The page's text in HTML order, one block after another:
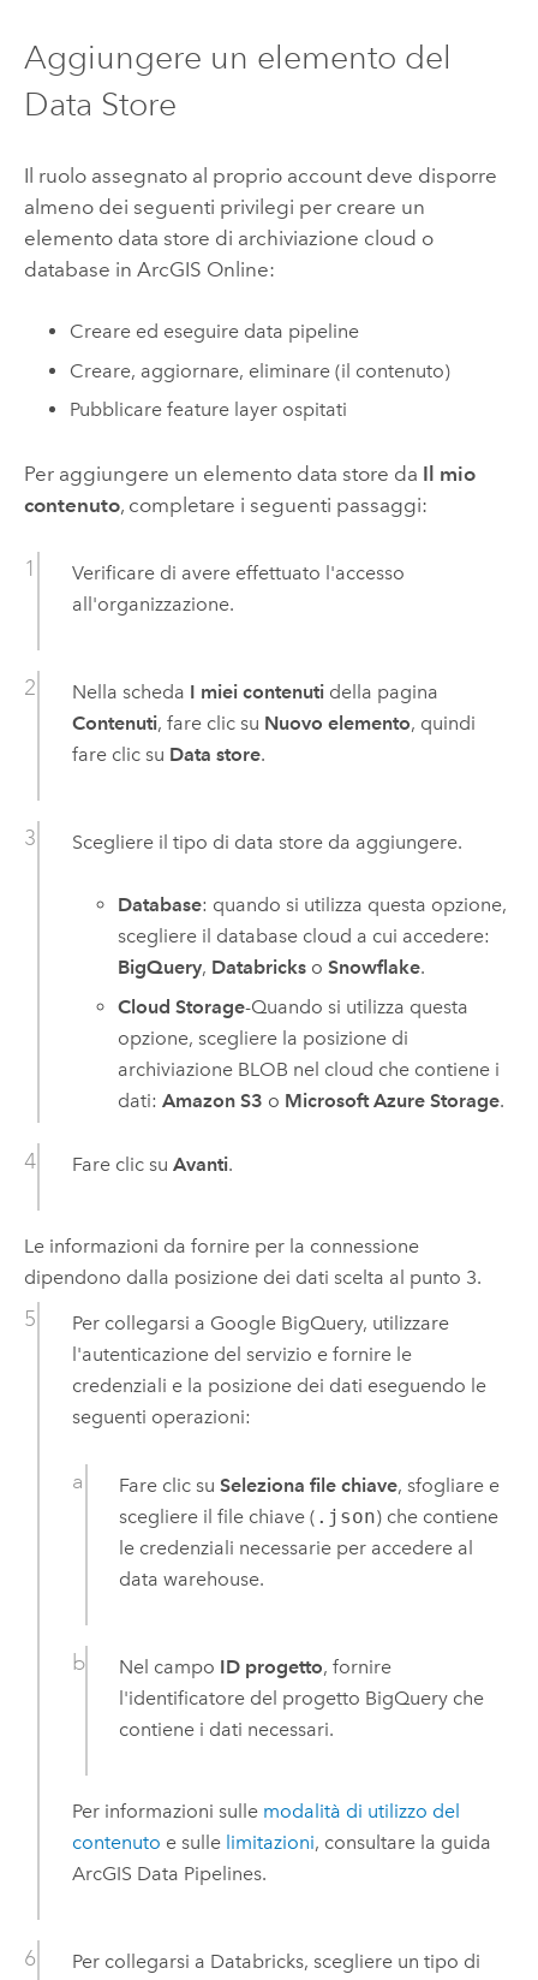
Aggiungere un elemento del
Data Store
Il ruolo assegnato al proprio account deve disporre
almeno dei seguenti privilegi per creare un
elemento data store di archiviazione cloud o
database in ArcGIS Online:
Creare ed eseguire data pipeline
Creare, aggiornare, eliminare (il contenuto)
Pubblicare feature layer ospitati
Per aggiungere un elemento data store da Il mio
contenuto, completare i seguenti passaggi:
Verificare di avere effettuato l'accesso
all'organizzazione.
Nella scheda I miei contenutidella pagina
Contenuti, fare clic su Nuovo elemento, quindi
fare clic su Data store.
Scegliere il tipo di data store da aggiungere.
Database: quando si utilizza questa opzione,
scegliere il database cloud a cui accedere:
BigQuery, Databricks oSnowflake.
Cloud Storage-Quando si utilizza questa
opzione, scegliere la posizione di
archiviazione BLOB nel cloud che contiene i
dati:Amazon S3 o Microsoft Azure Storage.
Fare clic su Avanti.
Le informazioni da fornire per la connessione
dipendono dalla posizione dei dati scelta al punto 3.
Per collegarsi a Google BigQuery, utilizzare
l'autenticazione del servizio e fornire le
credenziali e la posizione dei dati eseguendo le
seguenti operazioni:
Fare clic suSeleziona file chiave, sfogliare e
scegliere il file chiave ( .json) che contiene
le credenziali necessarie per accedere al
data warehouse.
Nel campo ID progetto, fornire
l'identificatore del progetto BigQuery che
contiene i dati necessari.
Per informazioni sulle modalità di utilizzo del
contenuto e sulle limitazioni, consultare la guida
ArcGIS Data Pipelines.
Per collegarsi a Databricks, scegliere un tipo di